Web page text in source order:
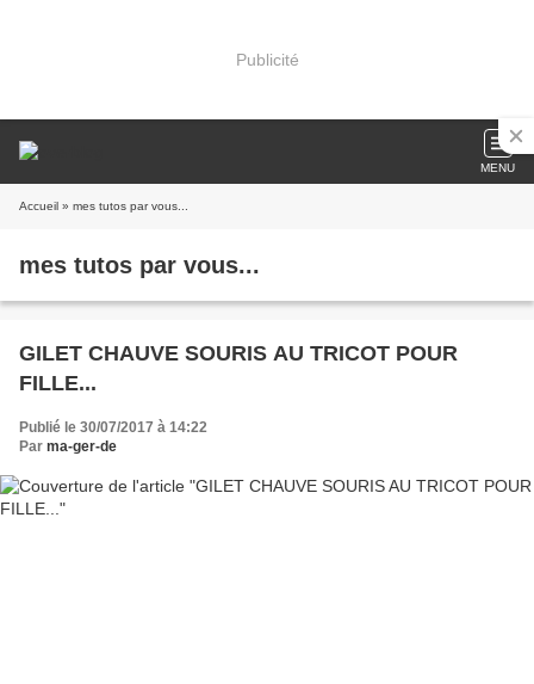
Publicité
MENU
Accueil » mes tutos par vous...
mes tutos par vous...
GILET CHAUVE SOURIS AU TRICOT POUR
FILLE...
Publié le 30/07/2017 à 14:22
Par ma-ger-de